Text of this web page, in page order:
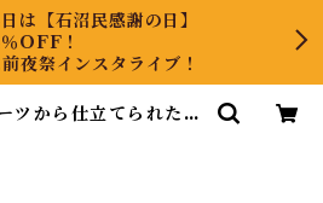
は【石沼民感謝の日】
OFF！
夜祭インスタライブ！
ツから仕立てられた、